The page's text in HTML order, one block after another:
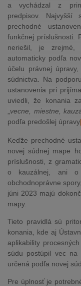
a vychádzal z
predpisov.
prechodné
funkčnej príslušnosti.
neriešil, je
automaticky podľa
účelu právnej
súdnictva. Na
ustanovenia pri
uviedli, že konania
vecne, miestne,
podľa predošlej úpravy
Keďže prechodné
novej súdnej mape
príslušnosti, z
o kauzálnej, ani o
obchodnoprávne
júni 2023 majú
mapy.
Tieto pravidlá sú
konania, kde aj
aplikability
súdu postúpil vec na
určená podľa novej
Pre úplnosť je